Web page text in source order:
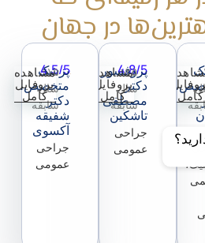
در جهان
کامل
4.8/5
پروفسور
دکتر
مصطفی
تاشکین
جراحی
عمومی
۲۵
سال
سابقه
مشاهده
پروفایل
کامل
4.5/5
پزشک
متخصص،
دکتر
شفیقه
آکسوی
جراحی
عمومی
۱۵
سال
سابقه
مشاهده
پروفایل
کامل